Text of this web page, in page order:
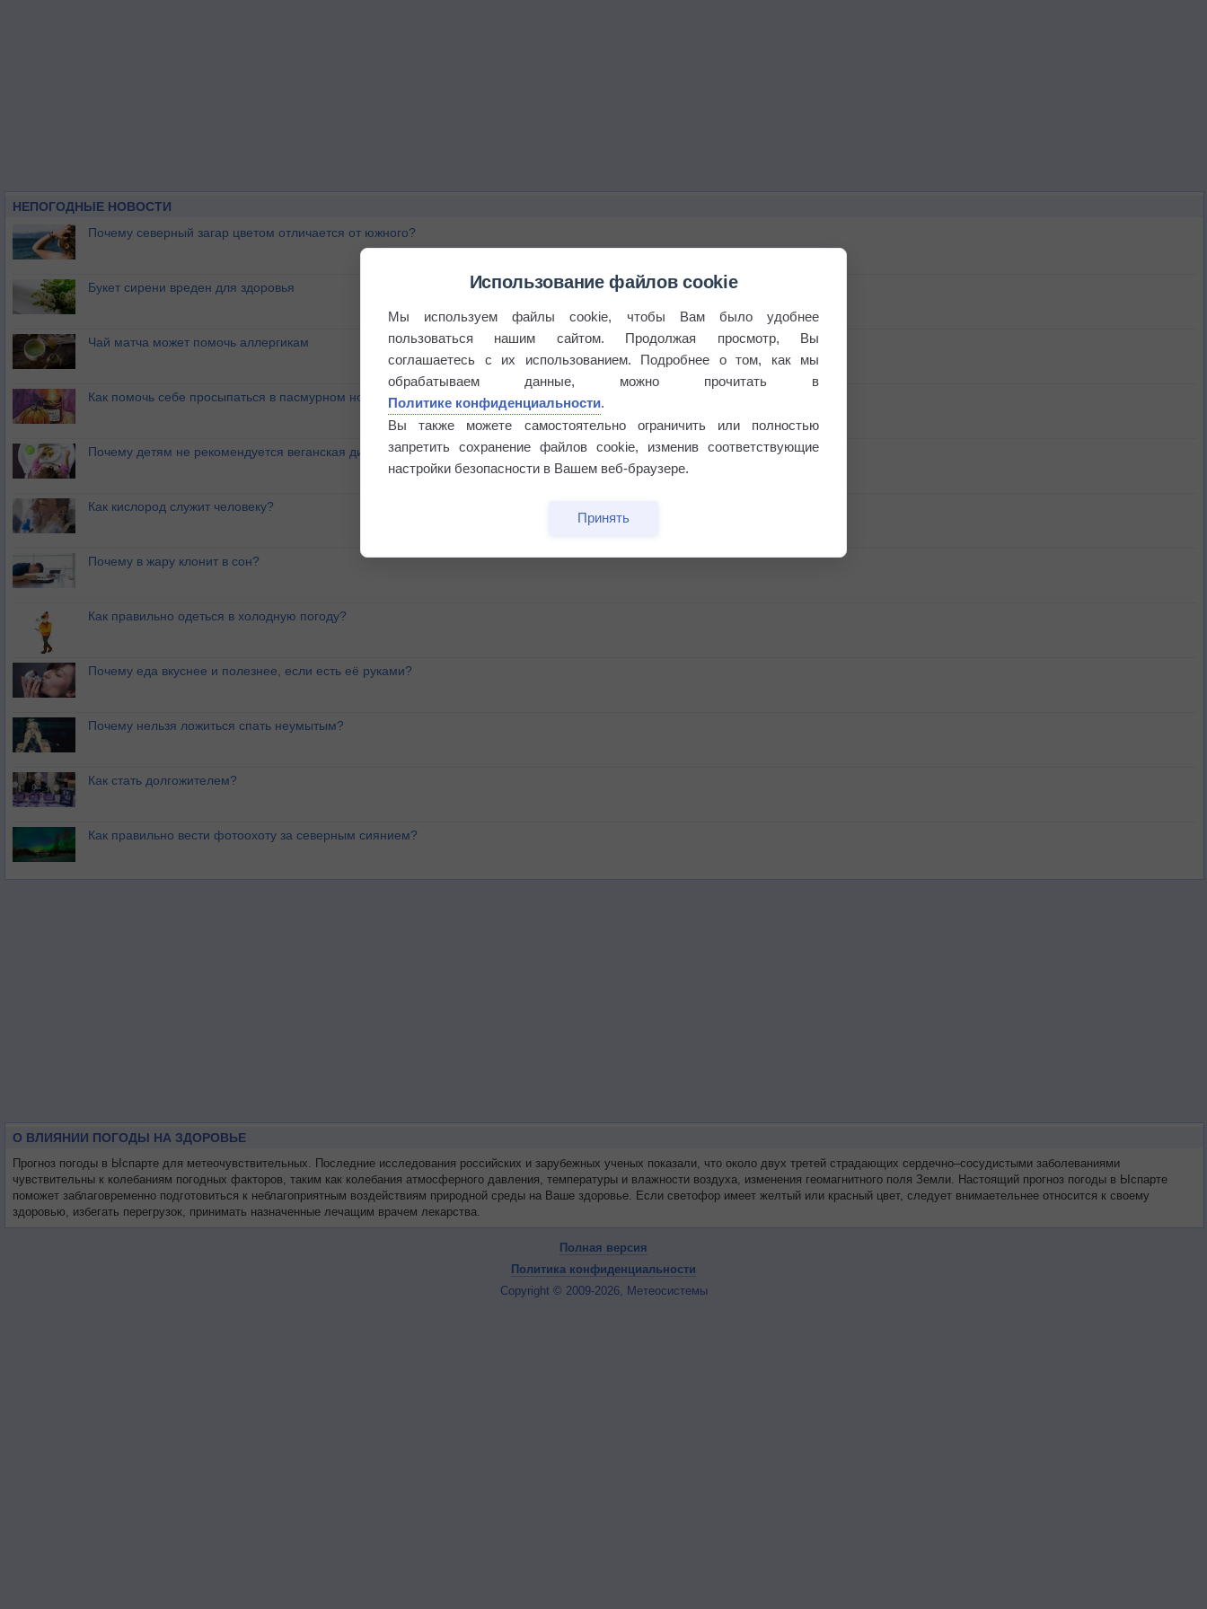
НЕПОГОДНЫЕ НОВОСТИ
Почему северный загар цветом отличается от южного?
Букет сирени вреден для здоровья
Чай матча может помочь аллергикам
Как помочь себе просыпаться в пасмурном ноябре?
Почему детям не рекомендуется веганская диета?
Как кислород служит человеку?
Почему в жару клонит в сон?
Как правильно одеться в холодную погоду?
Почему еда вкуснее и полезнее, если есть её руками?
Почему нельзя ложиться спать неумытым?
Как стать долгожителем?
Как правильно вести фотоохоту за северным сиянием?
О ВЛИЯНИИ ПОГОДЫ НА ЗДОРОВЬЕ
Прогноз погоды в Ыспарте для метеочувствительных. Последние исследования российских и зарубежных ученых показали, что около двух третей страдающих сердечно–сосудистыми заболеваниями
чувствительны к колебаниям погодных факторов, таким как колебания атмосферного давления, температуры и влажности воздуха, изменения геомагнитного поля Земли. Настоящий прогноз погоды в Ыспарте
поможет заблаговременно подготовиться к неблагоприятным воздействиям природной среды на Ваше здоровье. Если светофор имеет желтый или красный цвет, следует внимаетельнее относится к своему
здоровью, избегать перегрузок, принимать назначенные лечащим врачем лекарства.
Полная версия
Политика конфиденциальности
Copyright © 2009-2026, Метеосистемы
Использование файлов cookie
Мы используем файлы cookie, чтобы Вам было удобнее
пользоваться нашим сайтом. Продолжая просмотр, Вы
соглашаетесь с их использованием. Подробнее о том, как мы
обрабатываем данные, можно прочитать в
Политике конфиденциальности.
Вы также можете самостоятельно ограничить или полностью
запретить сохранение файлов cookie, изменив соответствующие
настройки безопасности в Вашем веб-браузере.
Принять